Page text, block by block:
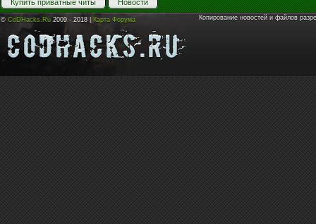
Купить приватные читы Новости
© CoDHacks.Ru 2009 - 2018 | Карта Форума Копирование новостей и файлов